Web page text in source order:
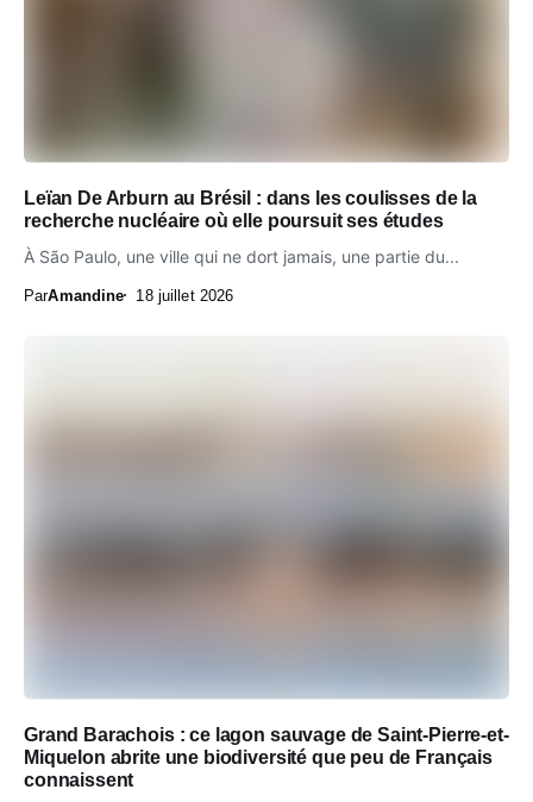
Leïan De Arburn au Brésil : dans les coulisses de la
recherche nucléaire où elle poursuit ses études
À São Paulo, une ville qui ne dort jamais, une partie du...
ParAmandine 18 juillet 2026
Grand Barachois : ce lagon sauvage de Saint-Pierre-et-
Miquelon abrite une biodiversité que peu de Français
connaissent